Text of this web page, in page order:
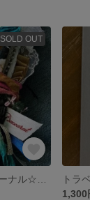
SOLD OUT
1,300